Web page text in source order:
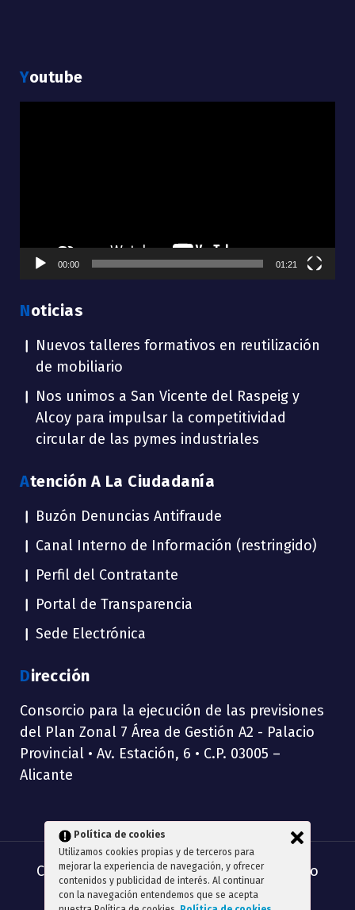
Youtube
00:00 01:21
Noticias
Nuevos talleres formativos en reutilización
de mobiliario
Nos unimos a San Vicente del Raspeig y
Alcoy para impulsar la competitividad
circular de las pymes industriales
Atención A La Ciudadanía
Buzón Denuncias Antifraude
Canal Interno de Información (restringido)
Perfil del Contratante
Portal de Transparencia
Sede Electrónica
Dirección
Consorcio para la ejecución de las previsiones
del Plan Zonal 7 Área de Gestión A2 - Palacio
Provincial • Av. Estación, 6 • C.P. 03005 –
Alicante
Copyright © 2026 Consorcio TERRA //
Aviso
legal
Política de cookies
Utilizamos cookies propias y de terceros para
mejorar la experiencia de navegación, y ofrecer
contenidos y publicidad de interés. Al continuar
con la navegación entendemos que se acepta